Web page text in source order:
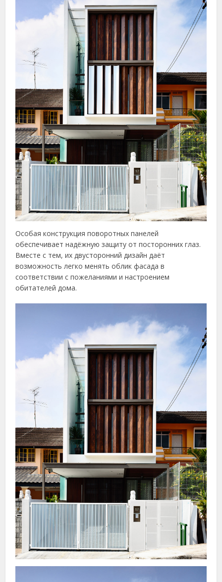
Особая конструкция поворотных панелей
обеспечивает надёжную защиту от посторонних глаз.
Вместе с тем, их двусторонний дизайн даёт
возможность легко менять облик фасада в
соответствии с пожеланиями и настроением
обитателей дома.